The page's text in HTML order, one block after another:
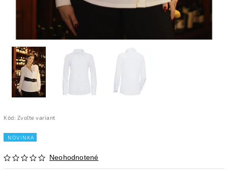
Kód: Zvoľte variant
NOVINKA
Neohodnotené